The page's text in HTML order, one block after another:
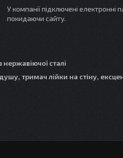
У компанії підключені
покидаючи сайту.
сталі
тримач лійки на стіну,